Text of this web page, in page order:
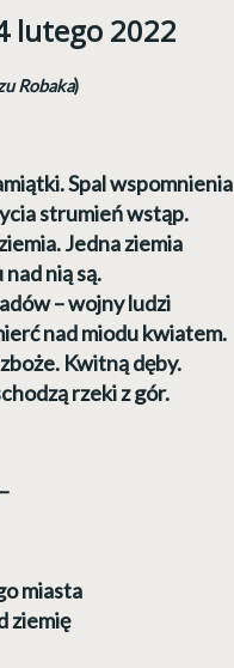
lutego 2022
Robaka)
Spal wspomnienia
strumień wstąp.
Jedna ziemia
nią są.
– wojny ludzi
nad miodu kwiatem.
Kwitną dęby.
rzeki z gór.
miasta
ziemię